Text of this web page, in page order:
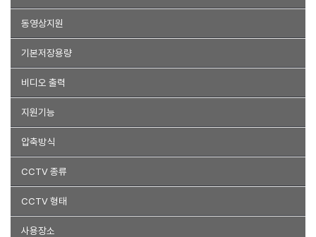
4채널
동영상지원
FHD
기본저장용량
1TB HDD미포함
비디오 출력
VGA HDMI
지원기능
스마트폰지원
압축방식
H.264 H.265
CCTV 종류
IP 카메라 아날로그 카메라
CCTV 형태
박스형
사용장소